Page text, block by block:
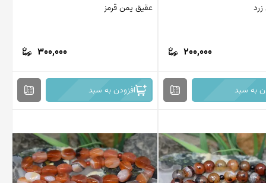
200,000
به سبد
عقیق یمن قرمز
300,000
افزودن به سبد